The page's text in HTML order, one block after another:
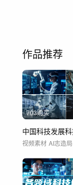
作品推荐
703购买
视频素材 AI志造局